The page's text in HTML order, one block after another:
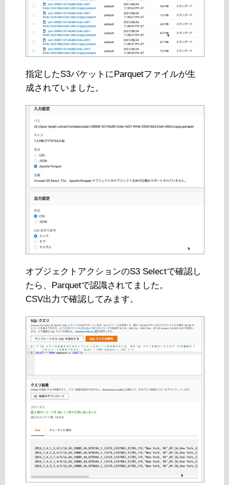
指定したS3バケットにParquetファイルが生
成されていました。
オブジェクトアクションのS3 Selectで確認し
たら、Parquetで認識されてました。
CSV出力で確認してみます。